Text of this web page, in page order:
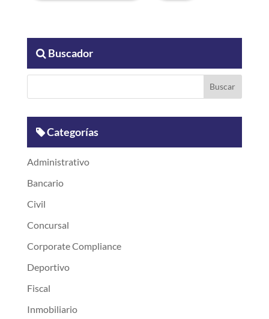
Buscador
Categorías
Administrativo
Bancario
Civil
Concursal
Corporate Compliance
Deportivo
Fiscal
Inmobiliario